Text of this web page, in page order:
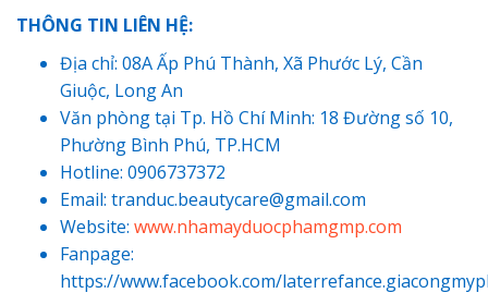
THÔNG TIN LIÊN HỆ:
Địa chỉ: 08A Ấp Phú Thành, Xã Phước Lý, Cần
Giuộc, Long An
Văn phòng tại Tp. Hồ Chí Minh: 18 Đường số 10,
Phường Bình Phú, TP.HCM
Hotline: 0906737372
Email: tranduc.beautycare@gmail.com
Website: www.nhamayduocphamgmp.com
Fanpage:
https://www.facebook.com/